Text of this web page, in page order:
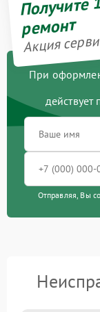
ремонт
Акция
При
действует
Отправляя, Вы